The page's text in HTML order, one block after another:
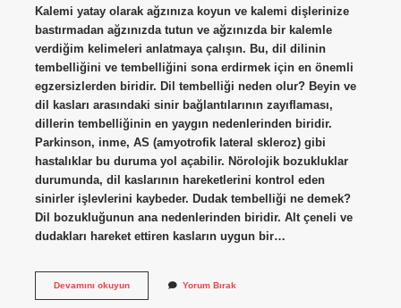
Kalemi yatay olarak ağzınıza koyun ve kalemi dişlerinize
bastırmadan ağzınızda tutun ve ağzınızda bir kalemle
verdiğim kelimeleri anlatmaya çalışın. Bu, dil dilinin
tembelliğini ve tembelliğini sona erdirmek için en önemli
egzersizlerden biridir. Dil tembelliği neden olur? Beyin ve
dil kasları arasındaki sinir bağlantılarının zayıflaması,
dillerin tembelliğinin en yaygın nedenlerinden biridir.
Parkinson, inme, AS (amyotrofik lateral skleroz) gibi
hastalıklar bu duruma yol açabilir. Nörolojik bozukluklar
durumunda, dil kaslarının hareketlerini kontrol eden
sinirler işlevlerini kaybeder. Dudak tembelliği ne demek?
Dil bozukluğunun ana nedenlerinden biridir. Alt çeneli ve
dudakları hareket ettiren kasların uygun bir…
Devamını okuyunDil
Yorum Bırak